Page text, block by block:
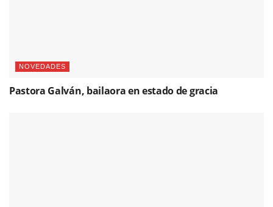
NOVEDADES
Pastora Galván, bailaora en estado de gracia